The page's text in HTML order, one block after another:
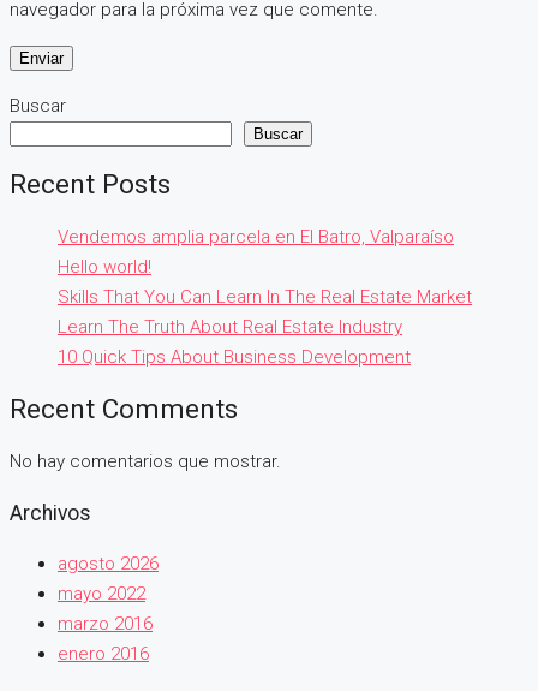
navegador para la próxima vez que comente.
Buscar
Buscar
Recent Posts
Vendemos amplia parcela en El Batro, Valparaíso
Hello world!
Skills That You Can Learn In The Real Estate Market
Learn The Truth About Real Estate Industry
10 Quick Tips About Business Development
Recent Comments
No hay comentarios que mostrar.
Archivos
agosto 2026
mayo 2022
marzo 2016
enero 2016